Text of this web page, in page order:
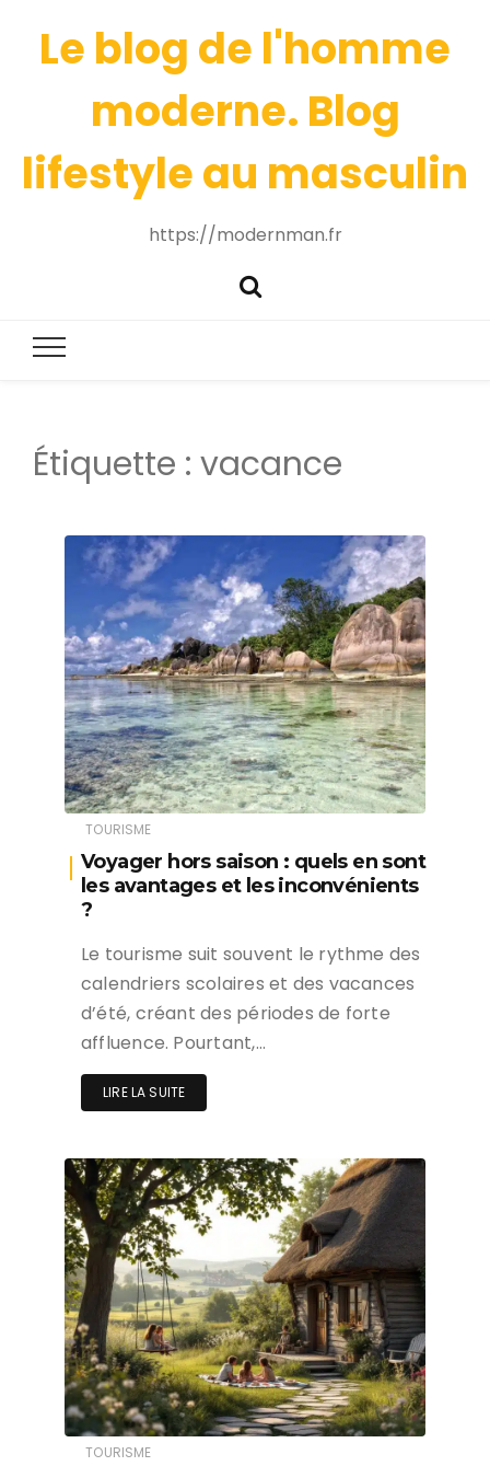
Le blog de l'homme
moderne. Blog
lifestyle au masculin
https://modernman.fr
Étiquette : vacance
TOURISME
Voyager hors saison : quels en sont
les avantages et les inconvénients
?
Le tourisme suit souvent le rythme des
calendriers scolaires et des vacances
d’été, créant des périodes de forte
affluence. Pourtant,…
LIRE LA SUITE
TOURISME